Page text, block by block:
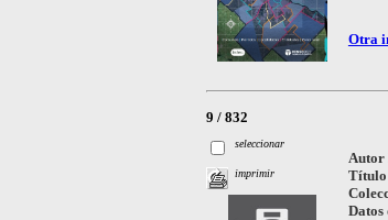
Otra
9 / 832
seleccionar
imprimir
Autor
Título
Datos